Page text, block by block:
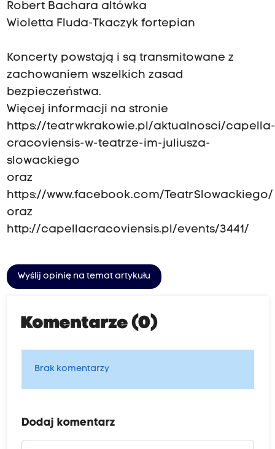
Robert Bachara altówka
Wioletta Fluda-Tkaczyk fortepian
Koncerty powstają i są transmitowane z
zachowaniem wszelkich zasad
bezpieczeństwa.
Więcej informacji na stronie
https://teatrwkrakowie.pl/aktualnosci/capella-
cracoviensis-w-teatrze-im-juliusza-
slowackiego
oraz
https://www.facebook.com/TeatrSlowackiego/
oraz
http://capellacracoviensis.pl/events/3441/
Wyślij opinię na temat artykułu
Komentarze (0)
Brak komentarzy
Dodaj komentarz